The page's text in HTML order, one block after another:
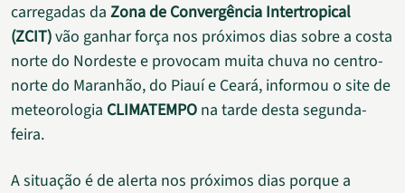
carregadas da Zona de Convergência Intertropical
(ZCIT)vão ganhar força nos próximos dias sobre a costa
norte do Nordeste e provocam muita chuva no centro-
norte do Maranhão, do Piauí e Ceará, informou o site de
meteorologia CLIMATEMPO na tarde desta segunda-
feira.
A situação é de alerta nos próximos dias porque a